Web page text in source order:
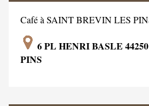
Café à SAINT BREVIN LES
6 PL HENRI BASLE
PINS